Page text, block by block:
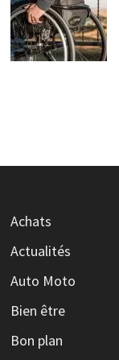
Achats
Actualités
Auto Moto
Bien être
Bon plan